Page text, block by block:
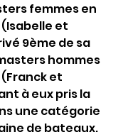
femmes en
et
9ème de sa
hommes
et
à eux pris la
une catégorie
de bateaux.